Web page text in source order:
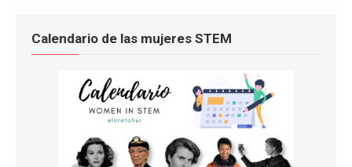
Calendario de las mujeres STEM